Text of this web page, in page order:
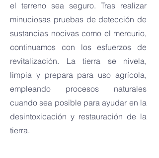
el terreno sea seguro. Tras realizar
minuciosas pruebas de detección de
sustancias nocivas como el mercurio,
continuamos con los esfuerzos de
revitalización. La tierra se nivela,
limpia y prepara para uso agrícola,
empleando procesos naturales
cuando sea posible para ayudar en la
desintoxicación y restauración de la
tierra.